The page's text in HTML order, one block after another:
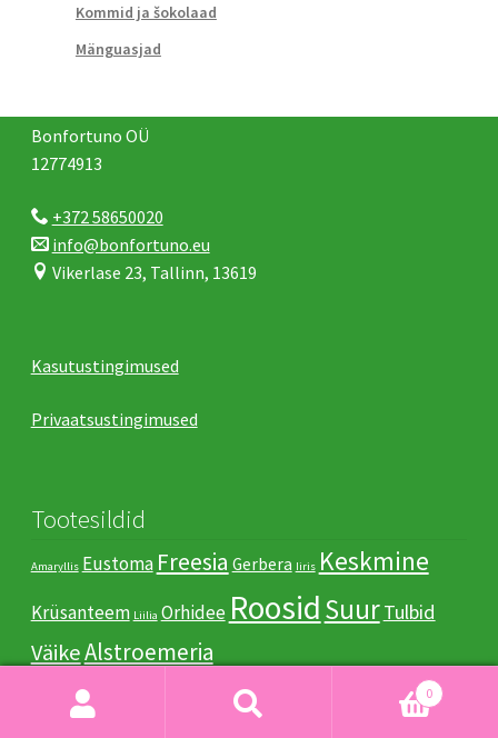
Kommid ja šokolaad
Mänguasjad
Bonfortuno OÜ
12774913
+372 58650020
info@bonfortuno.eu
Vikerlase 23, Tallinn, 13619
Kasutustingimused
Privaatsustingimused
Tootesildid
Amaryllis Eustoma Freesia Gerbera Iiris Keskmine
Krüsanteem Liilia Orhidee RoosidSuurTulbid
VäikeАlstroemeria
0